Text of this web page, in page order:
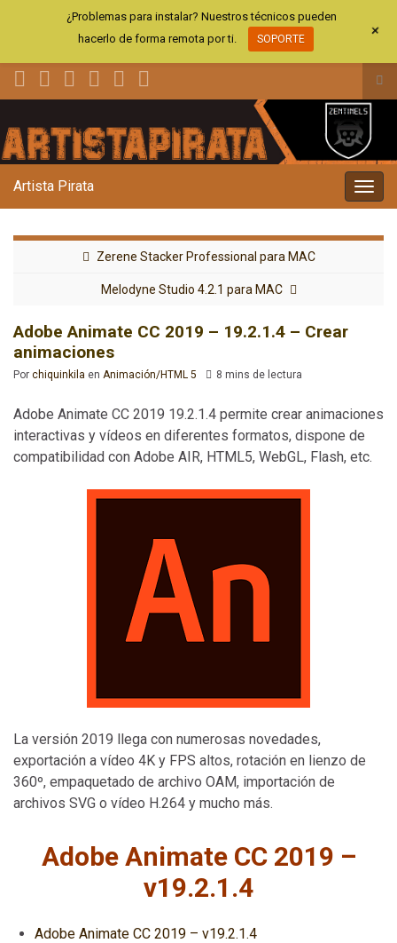
el
la
Artista Pirata
Zerene Stacker Professional para MAC
Melodyne Studio 4.2.1 para MAC
Adobe Animate CC 2019 – 19.2.1.4 – Crear
animaciones
Por chiquinkila en Animación/HTML 5 8 mins de lectura
Adobe Animate CC 2019 19.2.1.4 permite crear animaciones
interactivas y vídeos en diferentes formatos, dispone de
compatibilidad con Adobe AIR, HTML5, WebGL, Flash, etc.
La versión 2019 llega con numerosas novedades,
exportación a vídeo 4K y FPS altos, rotación en lienzo de
360º, empaquetado de archivo OAM, importación de
archivos SVG o vídeo H.264 y mucho más.
Adobe Animate CC 2019 –
v19.2.1.4
Adobe Animate CC 2019 – v19.2.1.4
¿Problemas para instalar? Nuestros técnicos pueden
hacerlo de forma remota por ti.
SOPORTE +